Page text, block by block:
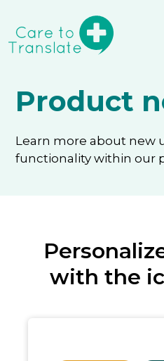
Product
Learn more about new
functionality within our
with the